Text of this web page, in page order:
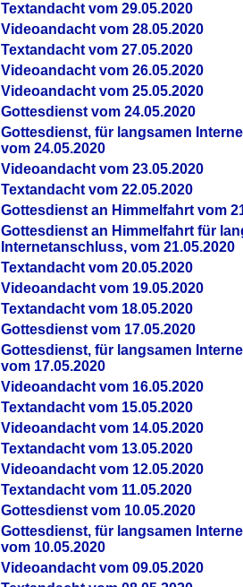
Textandacht vom 29.05.2020
Videoandacht vom 28.05.2020
Textandacht vom 27.05.2020
Videoandacht vom 26.05.2020
Videoandacht vom 25.05.2020
Gottesdienst vom 24.05.2020
Gottesdienst, für langsamen
vom 24.05.2020
Videoandacht vom 23.05.2020
Textandacht vom 22.05.2020
Gottesdienst an Himmelfahrt vom
Gottesdienst an Himmelfahrt für
Internetanschluss, vom 21.05.2020
Textandacht vom 20.05.2020
Videoandacht vom 19.05.2020
Textandacht vom 18.05.2020
Gottesdienst vom 17.05.2020
Gottesdienst, für langsamen
vom 17.05.2020
Videoandacht vom 16.05.2020
Textandacht vom 15.05.2020
Videoandacht vom 14.05.2020
Textandacht vom 13.05.2020
Videoandacht vom 12.05.2020
Textandacht vom 11.05.2020
Gottesdienst vom 10.05.2020
Gottesdienst, für langsamen
vom 10.05.2020
Videoandacht vom 09.05.2020